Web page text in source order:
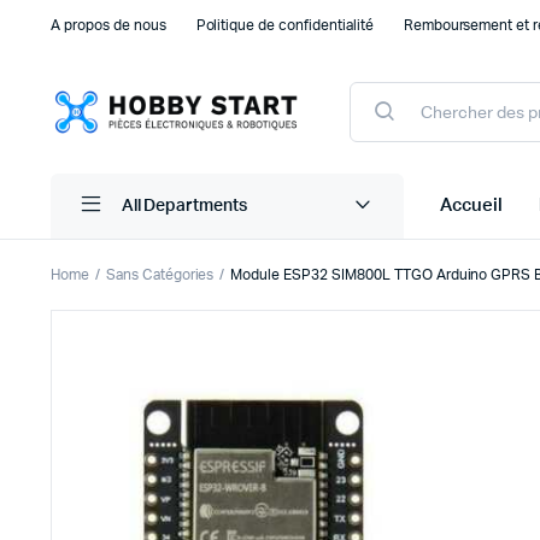
A propos de nous Politique de confidentialité Remboursement et
Products
search
All Departments Accueil
Accessoires Drones
Accessoires Raspberry Pi
Autre Electronique
Composants Electroniques
Home Sans Catégories Module ESP32 SIM800L TTGO Arduino GPRS